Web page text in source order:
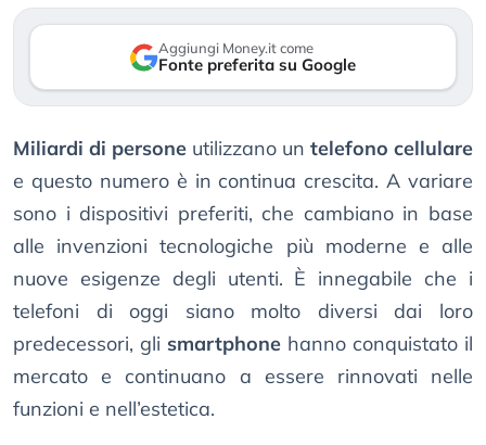
Aggiungi Money.it come
Fonte preferita su Google
Miliardi di persone utilizzano un telefono cellulare
e questo numero è in continua crescita. A variare
sono i dispositivi preferiti, che cambiano in base
alle invenzioni tecnologiche più moderne e alle
nuove esigenze degli utenti. È innegabile che i
telefoni di oggi siano molto diversi dai loro
predecessori, gli smartphone hanno conquistato il
mercato e continuano a essere rinnovati nelle
funzioni e nell’estetica.